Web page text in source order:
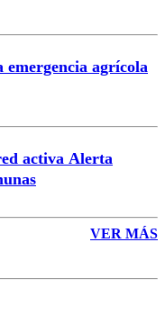
agrícola
activa Alerta
VER MÁS